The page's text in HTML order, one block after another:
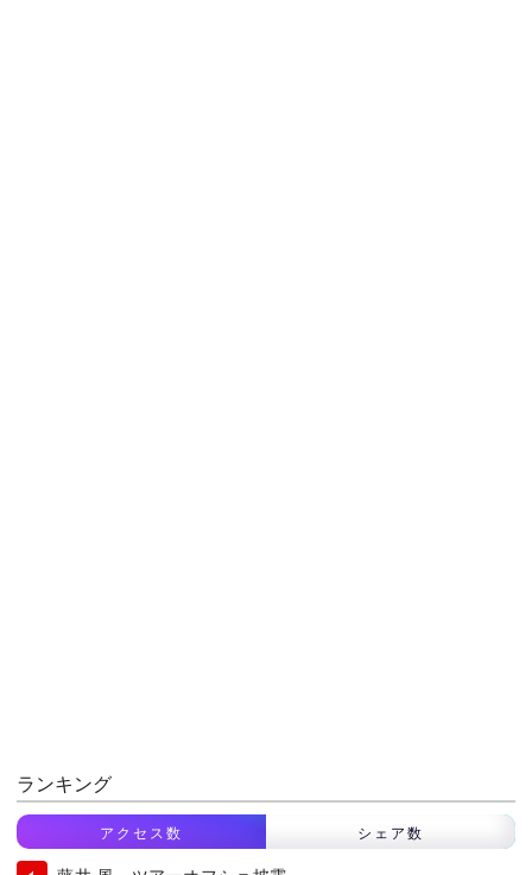
ランキング
アクセス数 シェア数